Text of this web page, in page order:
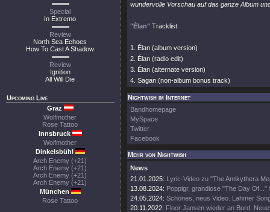
Special
In Extremo
Review
North Sea Echoes
How To Cast A Shadow
Review
Ignition
All Will Die
Upcoming Live
Graz
Wolfmother
Rose Tattoo
Innsbruck
Wolfmother
Dinkelsbühl
Arch Enemy (+21)
Arch Enemy (+21)
Arch Enemy (+21)
Arch Enemy (+21)
München
Rose Tattoo
wundervolle Vorschau auf das ganze Album
"Élan" Tracklist:
1. Élan (album version)
2. Élan (radio edit)
3. Élan (alternate version)
4. Sagan (non-album bonus track)
Nightwish im Internet
Bandhomepage
MySpace
Twitter
Facebook
Mehr von Nightwish
News
21.01.2025: Lyric-Video zu "The Antikythera
13.08.2024: Poppigr, grandiose "The Day Of..."
24.05.2024: Schönes, neus Video. Lahmer
20.11.2022: Floor Jansen wieder an Bord.